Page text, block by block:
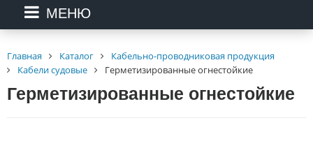
МЕНЮ
Главная Каталог
Кабельно-проводниковая продукция
Кабели судовые
Герметизированные огнестойкие
Герметизированные огнестойкие